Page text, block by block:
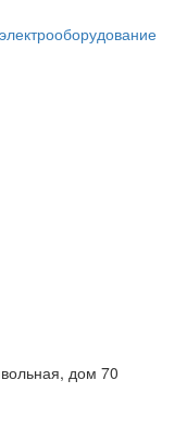
дом 70